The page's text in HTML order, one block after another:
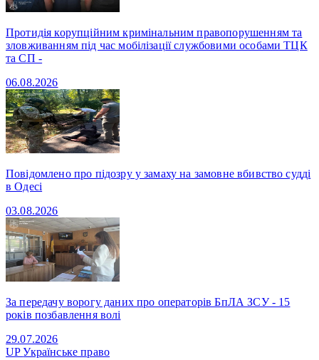
Протидія корупційним кримінальним правопорушенням та
зловживанням під час мобілізації службовими особами ТЦК
та СП -
06.08.2026
Повідомлено про підозру у замаху на замовне вбивство судді
в Одесі
03.08.2026
За передачу ворогу даних про операторів БпЛА ЗСУ - 15
років позбавлення волі
29.07.2026
UPУкраїнське право